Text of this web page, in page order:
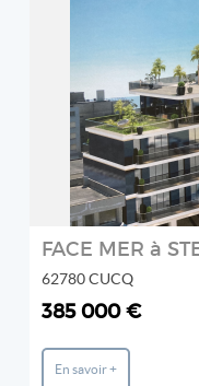
62780 CUCQ
385 000 €
En savoir +